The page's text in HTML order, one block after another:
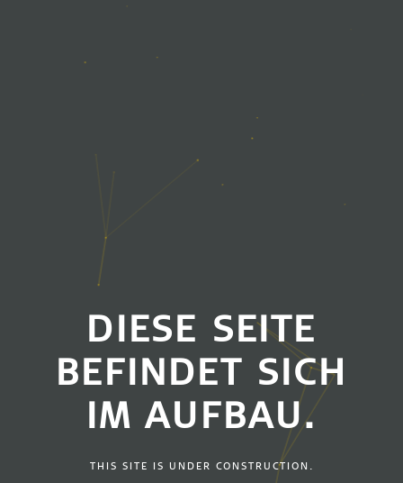
DIESE SEITE
BEFINDET SICH
IM AUFBAU.
THIS SITE IS UNDER CONSTRUCTION.